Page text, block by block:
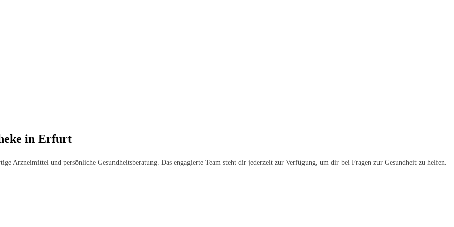
in Erfurt
Arzneimittel und persönliche Gesundheitsberatung. Das engagierte Team steht dir jederzeit zur Verfügung, um dir bei Fragen zur Gesundheit zu helfen.